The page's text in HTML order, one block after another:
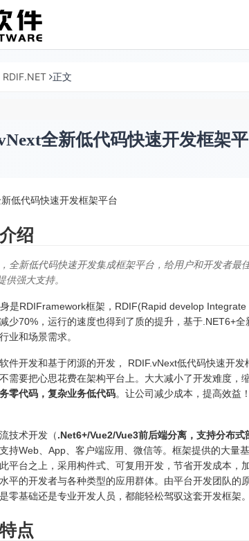
RDIF.NET 正文
全新低代码快速开发框架
绍
全新低代码快速开发集成框架平台，给用户和开发者最
供强大支持。
是RDIFramework框架，RDIF(Rapid develop
少70%，运行的速度也得到了质的提升，基于.NET6+
业和场景需求。
件开发和基于闭源的开发， RDIF.vNext低代码快速开
需要把心思花费在架构平台上。大大减小了开发难度，
零代码，复杂业务低代码。让公司减少成本，提高效益
技术开发（.Net6+/Vue2/Vue3前后端分离，支持分布式
持Web、App、客户端应用、微信等。框架提供的大量
平台之上，采用构件式、可复用开发，节省开发成本，
平的开发者与各种类型的应用群体。由平台开发团队的
零基础还是专业开发人员，都能轻松驾驭这套开发框架。
点